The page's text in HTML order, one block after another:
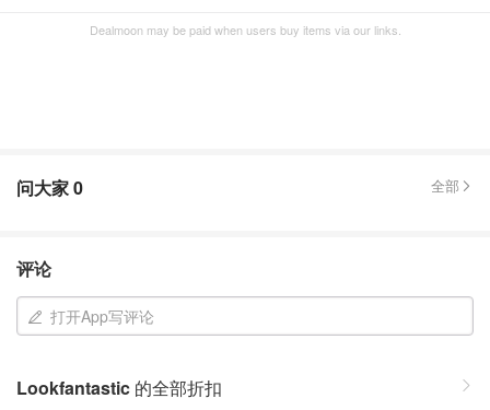
Dealmoon may be paid when users buy items via our links.
问大家0 全部
评论
打开App写评论
Lookfantastic 的全部折扣